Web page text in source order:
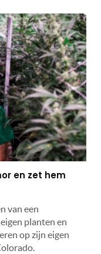
en zet hem
van een
planten en
op zijn eigen